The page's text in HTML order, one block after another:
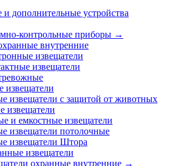
дополнительные устройства
контрольные приборы →
внутренние
извещатели
извещатели
извещатели
извещатели с защитой от животных
извещатели
и емкостные извещатели
извещатели потолочные
извещатели Штора
извещатели
охранные внутренние →